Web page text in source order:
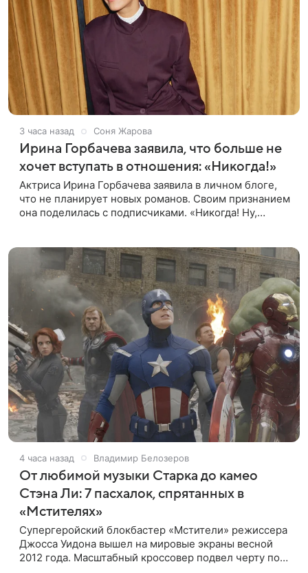
3 часа назад Соня Жарова
Ирина Горбачева заявила, что больше не
хочет вступать в отношения: «Никогда!»
Актриса Ирина Горбачева заявила в личном блоге,
что не планирует новых романов. Своим признанием
она поделилась с подписчиками. «Никогда! Ну,
4 часа назад Владимир Белозеров
От любимой музыки Старка до камео
Стэна Ли: 7 пасхалок, спрятанных в
«Мстителях»
Супергеройский блокбастер «Мстители» режиссера
Джосса Уидона вышел на мировые экраны весной
2012 года. Масштабный кроссовер подвел черту под